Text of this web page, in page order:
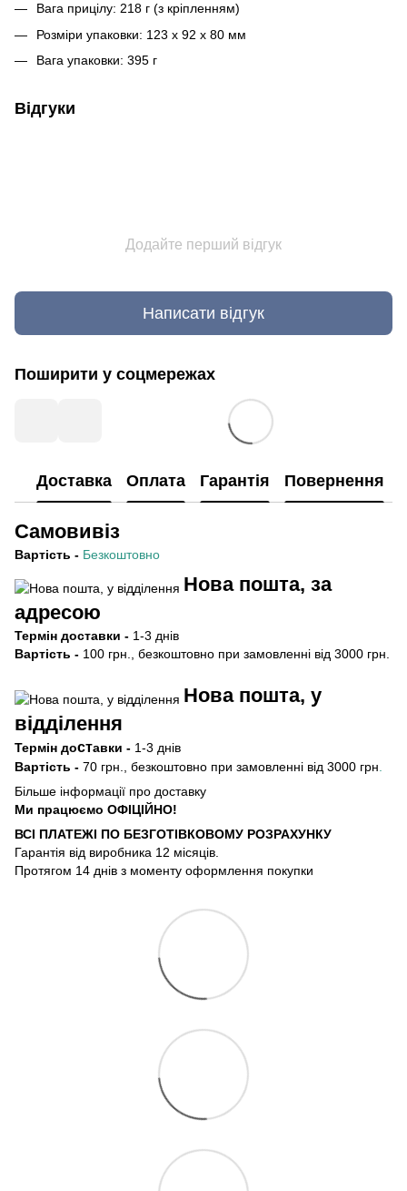
Вага прицілу: 218 г (з кріпленням)
Розміри упаковки: 123 x 92 x 80 мм
Вага упаковки: 395 г
Відгуки
Додайте перший відгук
Написати відгук
Поширити у соцмережах
Доставка Оплата Гарантія Повернення
Самовивіз
Вартість - Безкоштовно
Нова пошта, за
адресою
Термін доставки - 1-3 днів
Вартість - 100 грн., безкоштовно при замовленні від 3000 грн.
Нова пошта, у
відділення
Термін доставки - 1-3 днів
Вартість - 70 грн., безкоштовно при замовленні від 3000 грн.
Більше інформації про доставку
Ми працюємо ОФIЦIЙНО!
ВСІ ПЛАТЕЖІ ПО БЕЗГОТIВКОВОМУ РОЗРАХУНКУ
Гарантія від виробника 12 місяців.
Протягом 14 днів з моменту оформлення покупки